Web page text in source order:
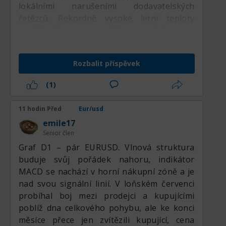
lokálními narušeními dodavatelských
dopravní koridory, jako je Rýn, což
představuje další zátěž pro silně zadlužené
regionální ekonomiky. Na druhé straně
Atlantiku si americký dolar udržuje odolnou
východě a probíhajícími debatami o
Zatímco komentáře globálních centrálních
bankéřů ukazují na přístup závislý na
datech, účastníci trhu nadále pečlivě sledují
nová data z trhu práce a inflace, aby
vyhodnotili, zda si dolar dokáže udržet své
týdenní zisky vůči hlavním protějškům.
Rozbalit příspěvek
(1)
11 hodin Před Eur/usd
emile17
Senior člen
Graf D1 – pár EURUSD. Vlnová struktura
buduje svůj pořádek nahoru, indikátor
MACD se nachází v horní nákupní zóně a je
nad svou signální linií. V loňském červenci
probíhal boj mezi prodejci a kupujícími
poblíž dna celkového pohybu, ale ke konci
měsíce přece jen zvítězili kupující, cena